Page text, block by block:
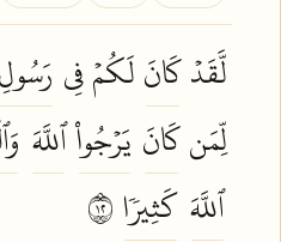
لَّقَدۡكَانَلَكُمۡ فِي رَسُولِ
لِّمَنكَانَ يَرۡجُواْٱللَّهَ
ٱللَّهَ كَثِيرٗا